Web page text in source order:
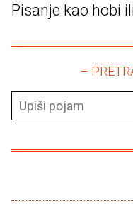
Pisanje kao hobi
–